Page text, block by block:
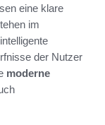
eine klare
im
der Nutzer
moderne